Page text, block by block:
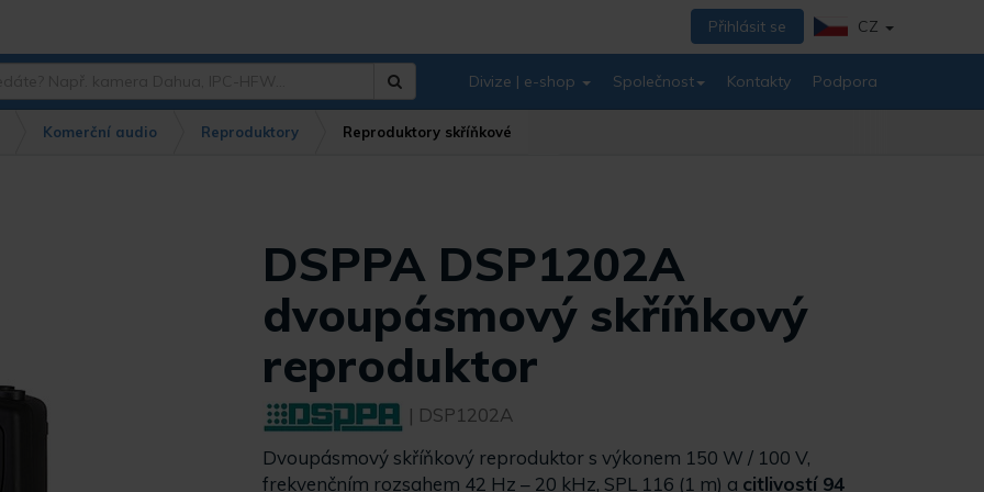
Přihlásit se CZ
Divize | e-shop Společnost Kontakty Podpora
Komerční audio Reproduktory Reproduktory skříňkové
DSPPA DSP1202A
dvoupásmový skříňkový
reproduktor
| DSP1202A
Dvoupásmový skříňkový reproduktor s výkonem 150 W / 100 V,
frekvenčním rozsahem 42 Hz – 20 kHz, SPL 116 (1 m) a citlivostí 94